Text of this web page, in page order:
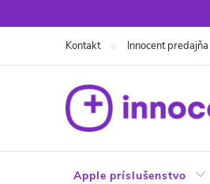
na
Kontakt Innocent predajňa
Apple príslušenstvo